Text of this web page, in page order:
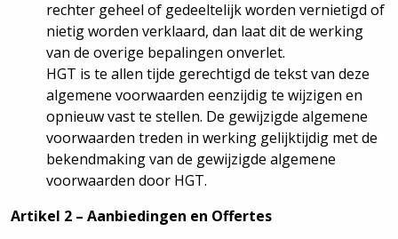
rechter geheel of gedeeltelijk worden vernietigd of
nietig worden verklaard, dan laat dit de werking
van de overige bepalingen onverlet.
HGT is te allen tijde gerechtigd de tekst van deze
algemene voorwaarden eenzijdig te wijzigen en
opnieuw vast te stellen. De gewijzigde algemene
voorwaarden treden in werking gelijktijdig met de
bekendmaking van de gewijzigde algemene
voorwaarden door HGT.
Artikel 2 – Aanbiedingen en Offertes